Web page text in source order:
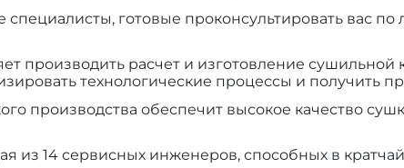
готовые проконсультировать вас
производить расчет и изготовление
технологические процессы и получить
производства обеспечит высокое качество
из 14 сервисных инженеров, способных в